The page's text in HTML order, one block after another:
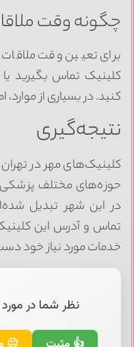
چگونه وقت
برای تعیین وقت
کلینیک تماس بگیرید
کنید. در بسیاری از موارد،
نتیجه‌گیری
کلینیک‌های مهر در تهران
حوزه‌های مختلف پزشکی
در این شهر تبدیل
تماس و آدرس این
خدمات مورد نیاز خود
نظر شما در